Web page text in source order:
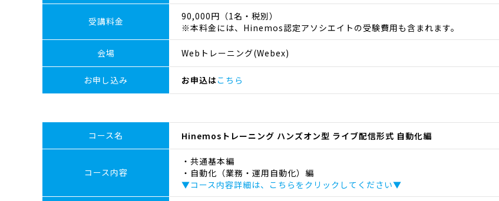
受講料金
90,000円（1名・税別）
※本料金には、Hinemos認定アソシエイトの受験費用も含まれます。
会場 Webトレーニング(Webex)
お申し込み お申込はこちら
コース名 Hinemosトレーニング ハンズオン型 ライブ配信形式 自動化編
コース内容
・共通基本編
・自動化（業務・運用自動化）編
▼コース内容詳細は、こちらをクリックしてください▼